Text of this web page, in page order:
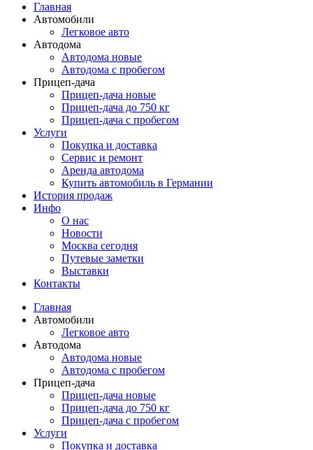
Главная
Автомобили
Легковое авто
Автодома
Автодома новые
Автодома с пробегом
Прицеп-дача
Прицеп-дача новые
Прицеп-дача до 750 кг
Прицеп-дача с пробегом
Услуги
Покупка и доставка
Сервис и ремонт
Аренда автодома
Купить автомобиль в Германии
История продаж
Инфо
О нас
Новости
Москва сегодня
Путевые заметки
Выставки
Контакты
Главная
Автомобили
Легковое авто
Автодома
Автодома новые
Автодома с пробегом
Прицеп-дача
Прицеп-дача новые
Прицеп-дача до 750 кг
Прицеп-дача с пробегом
Услуги
Покупка и доставка